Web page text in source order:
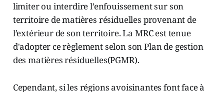
limiter ou interdire l’enfouissement sur son
territoire de matières résiduelles provenant de
l’extérieur de son territoire. La MRC est tenue
d'adopter ce règlement selon son Plan de gestion
des matières résiduelles(PGMR).
Cependant, si les régions avoisinantes font face à